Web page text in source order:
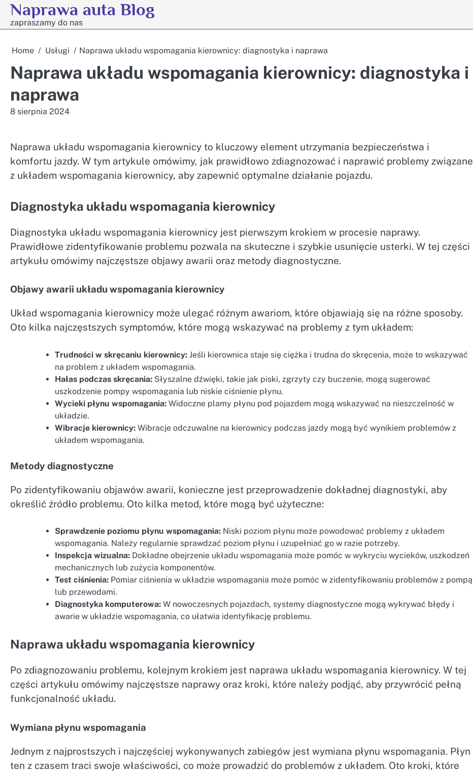
Skip
content
Naprawa auta Blog
zapraszamy do nas
Home Usługi Naprawa układu wspomagania kierownicy: diagnostyka i naprawa
Naprawa układu wspomagania kierownicy: diagnostyka i
naprawa
8 sierpnia 2024
Naprawa układu wspomagania kierownicy to kluczowy element utrzymania bezpieczeństwa i
komfortu jazdy. W tym artykule omówimy, jak prawidłowo zdiagnozować i naprawić problemy związane
z układem wspomagania kierownicy, aby zapewnić optymalne działanie pojazdu.
Diagnostyka układu wspomagania kierownicy
Diagnostyka układu wspomagania kierownicy jest pierwszym krokiem w procesie naprawy.
Prawidłowe zidentyfikowanie problemu pozwala na skuteczne i szybkie usunięcie usterki. W tej części
artykułu omówimy najczęstsze objawy awarii oraz metody diagnostyczne.
Objawy awarii układu wspomagania kierownicy
Układ wspomagania kierownicy może ulegać różnym awariom, które objawiają się na różne sposoby.
Oto kilka najczęstszych symptomów, które mogą wskazywać na problemy z tym układem:
Trudności w skręcaniu kierownicy: Jeśli kierownica staje się ciężka i trudna do skręcenia, może to wskazywać
na problem z układem wspomagania.
Hałas podczas skręcania: Słyszalne dźwięki, takie jak piski, zgrzyty czy buczenie, mogą sugerować
uszkodzenie pompy wspomagania lub niskie ciśnienie płynu.
Wycieki płynu wspomagania: Widoczne plamy płynu pod pojazdem mogą wskazywać na nieszczelność w
układzie.
Wibracje kierownicy: Wibracje odczuwalne na kierownicy podczas jazdy mogą być wynikiem problemów z
układem wspomagania.
Metody diagnostyczne
Po zidentyfikowaniu objawów awarii, konieczne jest przeprowadzenie dokładnej diagnostyki, aby
określić źródło problemu. Oto kilka metod, które mogą być użyteczne:
Sprawdzenie poziomu płynu wspomagania: Niski poziom płynu może powodować problemy z układem
wspomagania. Należy regularnie sprawdzać poziom płynu i uzupełniać go w razie potrzeby.
Inspekcja wizualna: Dokładne obejrzenie układu wspomagania może pomóc w wykryciu wycieków, uszkodzeń
mechanicznych lub zużycia komponentów.
Test ciśnienia: Pomiar ciśnienia w układzie wspomagania może pomóc w zidentyfikowaniu problemów z pompą
lub przewodami.
Diagnostyka komputerowa: W nowoczesnych pojazdach, systemy diagnostyczne mogą wykrywać błędy i
awarie w układzie wspomagania, co ułatwia identyfikację problemu.
Naprawa układu wspomagania kierownicy
Po zdiagnozowaniu problemu, kolejnym krokiem jest naprawa układu wspomagania kierownicy. W tej
części artykułu omówimy najczęstsze naprawy oraz kroki, które należy podjąć, aby przywrócić pełną
funkcjonalność układu.
Wymiana płynu wspomagania
Jednym z najprostszych i najczęściej wykonywanych zabiegów jest wymiana płynu wspomagania. Płyn
ten z czasem traci swoje właściwości, co może prowadzić do problemów z układem. Oto kroki, które